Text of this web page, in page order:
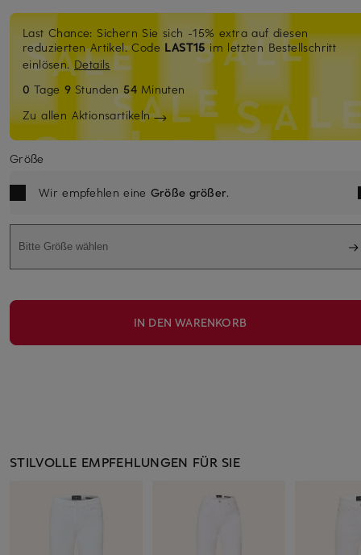
Last Chance: Sichern Sie sich -15% extra auf diesen
reduzierten Artikel. Code LAST15im letzten Bestellschritt
einlösen.Details
0 Tage9 Stunden 54 Minuten
Zu allen Aktionsartikeln
Größe
Wir empfehlen eine Größe größer.
Bitte Größe wählen
IN DEN WARENKORB
STILVOLLE EMPFEHLUNGEN FÜR SIE